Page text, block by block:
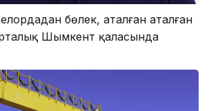
бөлек, аталған аталған
Шымкент қаласында